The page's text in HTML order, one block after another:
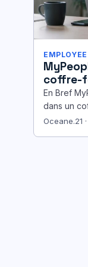
coffre-
En Bref
dans un
autorisés.
Oceane.21